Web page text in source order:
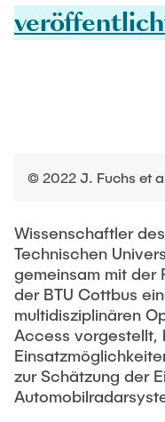
PUBLICATIONS
CONTACT
© 2022 J. Fuchs et
Wissenschaftler
Technischen
gemeinsam mit der
der BTU Cottbus
multidisziplinären
Access vorgestellt,
zur Schätzung der